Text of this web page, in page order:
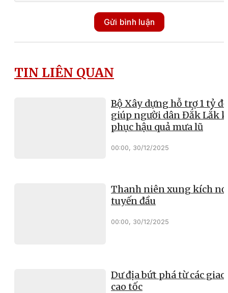
Gửi bình luận
TIN LIÊN QUAN
Bộ Xây dựng hỗ trợ 1 tỷ
giúp người dân Đắk Lắk
phục hậu quả mưa lũ
00:00, 30/12/2025
Thanh niên xung kích
tuyến đầu
00:00, 30/12/2025
Dư địa bứt phá từ các
cao tốc